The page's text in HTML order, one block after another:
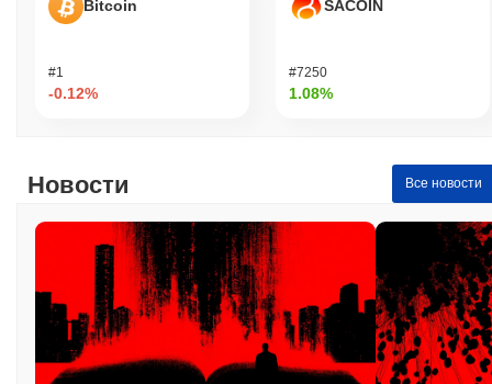
Какова история ценового диапазона Carl?
Исторический минимум (ATL):
₽ 0.00
широким криптовалютным рынком?
За последние 7 дней Carl вырос на0.00%
, отставая от общего
криптовалютного рынка который показал рост на
. Это
указывает на временное отставание в ценовом движении
CARL относительно более широкого рыночного импульса.
Bitcoin
#1
-0.12%
SACOIN
#7250
1.08%
Новости Все новости